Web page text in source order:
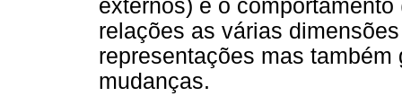
externos) e o
relações as várias
representações mas
mudanças.